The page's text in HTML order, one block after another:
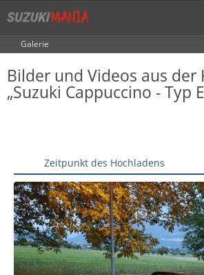
Galerie
Bilder und Videos aus der
„Suzuki Cappuccino - Typ
Zeitpunkt des Hochladens